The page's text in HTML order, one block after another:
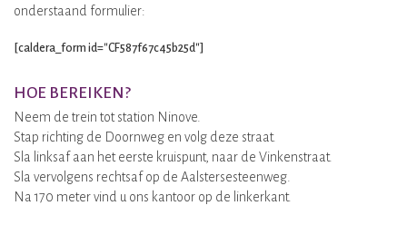
onderstaand formulier:
[caldera_form id="CF587f67c45b25d"]
HOE BEREIKEN?
Neem de trein tot station Ninove.
Stap richting de Doornweg en volg deze straat.
Sla linksaf aan het eerste kruispunt, naar de Vinkenstraat.
Sla vervolgens rechtsaf op de Aalstersesteenweg.
Na 170 meter vind u ons kantoor op de linkerkant.